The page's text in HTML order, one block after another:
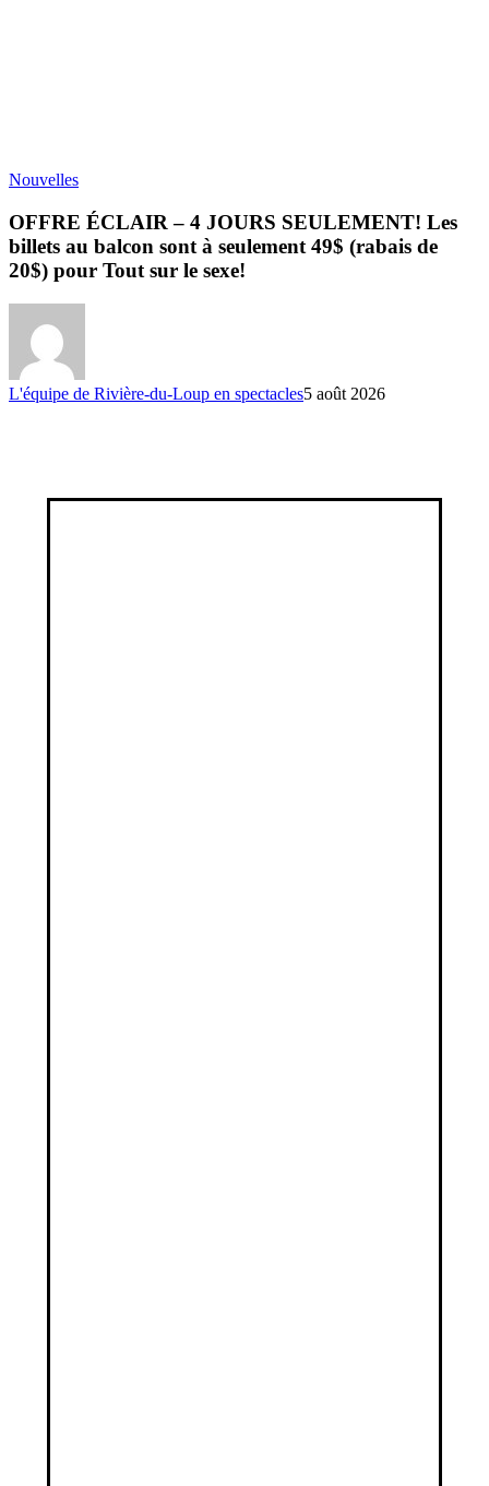
Nouvelles
OFFRE ÉCLAIR – 4 JOURS SEULEMENT! Les
billets au balcon sont à seulement 49$ (rabais de
20$) pour Tout sur le sexe!
L'équipe de Rivière-du-Loup en spectacles5 août 2026